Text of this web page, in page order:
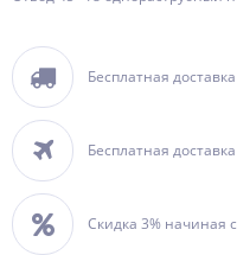
Бесплатная
Бесплатная
Скидка 3% начиная